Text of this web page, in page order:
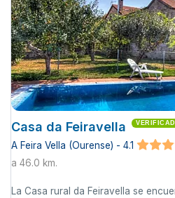
Casa da Feiravella
A Feira Vella (Ourense) - 4.1
a 46.0 km.
La Casa rural da Feiravella se